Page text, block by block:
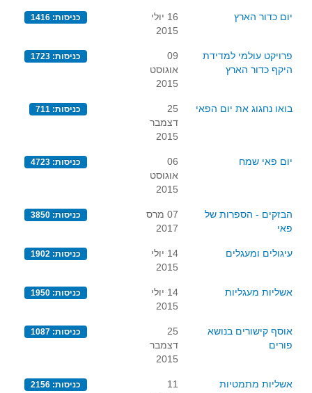
יום כדור הארץ
16 יולי
2015
כניסות: 1416
פרויקט עולמי למדידת
היקף כדור הארץ
09
אוגוסט
2015
כניסות: 1723
בואו נחגוג את יום הפאי
25
דצמבר
2015
כניסות: 711
יום פאי שמח
06
אוגוסט
2015
כניסות: 4723
הבזקים - הספרות של
פאי
07 מרס
2017
כניסות: 3850
עיגולים ומעגלים
14 יולי
2015
כניסות: 1902
אשליות מעגליות
14 יולי
2015
כניסות: 1950
אוסף קישורים בנושא
פורים
25
דצמבר
2015
כניסות: 1087
אשליות מתמטיות
11
כניסות: 2156